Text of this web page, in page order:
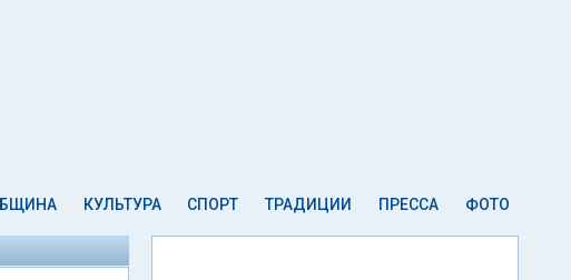
КУЛЬТУРА СПОРТ ТРАДИЦИИ ПРЕССА ФОТО